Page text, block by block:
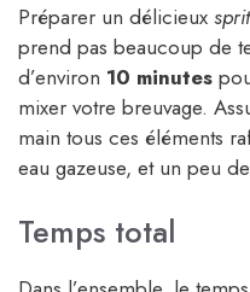
Préparer un délicieux
prend pas beaucoup de
d’environ 10 minutes
mixer votre breuvage.
main tous ces éléments
eau gazeuse, et un peu
Temps total